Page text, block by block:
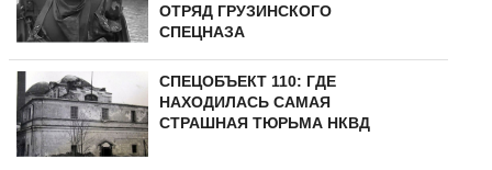
ОТРЯД ГРУЗИНСКОГО
СПЕЦНАЗА
СПЕЦОБЪЕКТ 110: ГДЕ
НАХОДИЛАСЬ САМАЯ
СТРАШНАЯ ТЮРЬМА НКВД